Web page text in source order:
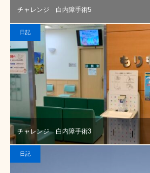
チャレンジ 白内障手術5
日記
チャレンジ 白内障手術3
日記